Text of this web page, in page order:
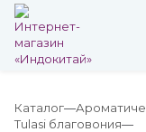
Каталог
Tulasi благовония